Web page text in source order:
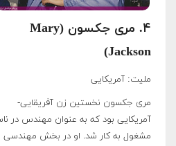
۴. مری جکسون (Mary
Jackson)
ملیت: آمریکایی
مری جکسون نخستین زن آفریقایی-
آمریکایی بود که به عنوان مهندس در
مشغول به کار شد. او در بخش مهندسی